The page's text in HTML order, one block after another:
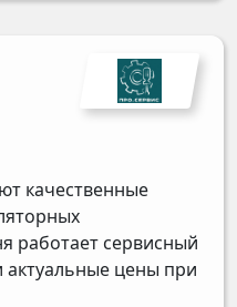
качественные
работает сервисный
актуальные цены при